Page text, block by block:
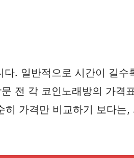
. 일반적으로 시간이 길수
전 각 코인노래방의 가격
가격만 비교하기 보다는,